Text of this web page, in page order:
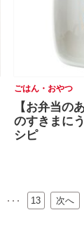
ごはん・おやつ
【お弁当の
のすきまに
シピ
13 次へ